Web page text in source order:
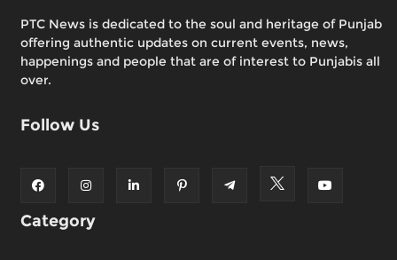
PTC News is dedicated to the soul and heritage of Punjab
offering authentic updates on current events, news,
happenings and people that are of interest to Punjabis all
over.
Follow Us
Category